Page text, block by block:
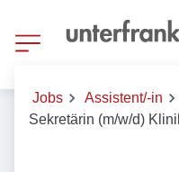
Jobs
Assistent/-in
Sekretärin (m/w/d)